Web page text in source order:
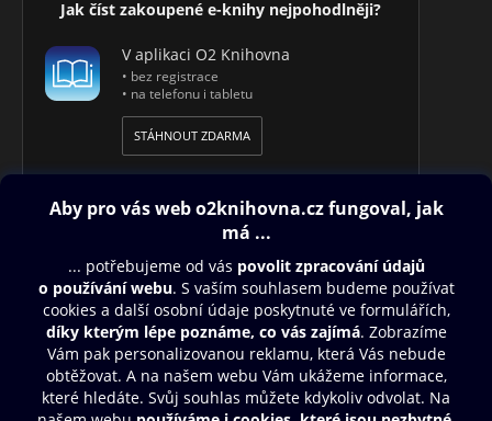
Jak číst zakoupené e-knihy nejpohodlněji?
V aplikaci O2 Knihovna
• bez registrace
• na telefonu i tabletu
STÁHNOUT ZDARMA
Obsah ke stažení
Moje O2 Knihovna
Další zábava